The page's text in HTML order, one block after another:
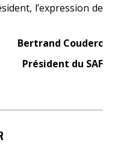
l’expression de
Bertrand Couderc
Président du SAF